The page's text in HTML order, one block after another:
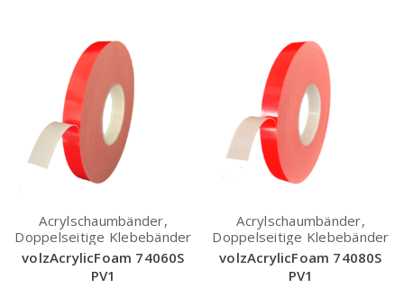
Acrylschaumbänder,
Doppelseitige Klebebänder
volzAcrylicFoam 74060S
PV1
Acrylschaumbänder,
Doppelseitige Klebebänder
volzAcrylicFoam 74080S
PV1